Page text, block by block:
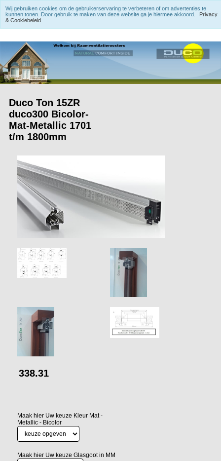
Duco Ton 15ZR
duco300 Bicolor-
Mat-Metallic 1701
t/m 1800mm
338.31
Maak hier Uw keuze Kleur Mat -
Metallic - Bicolor
Maak hier Uw keuze Glasgoot in MM
Wij gebruiken cookies om de gebruikerservaring te verbeteren of om advertenties te
kunnen tonen. Door gebruik te maken van deze website ga je hiermee akkoord.
Privacy
& Cookiebeleid